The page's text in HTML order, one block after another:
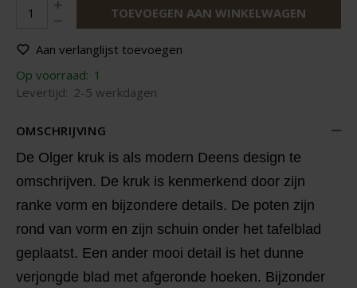
TOEVOEGEN AAN WINKELWAGEN
Aan verlanglijst toevoegen
Op voorraad: 1
Levertijd: 2-5 werkdagen
OMSCHRIJVING
De Olger kruk is als modern Deens design te
omschrijven. De kruk is kenmerkend door zijn
ranke vorm en bijzondere details. De poten zijn
rond van vorm en zijn schuin onder het tafelblad
geplaatst. Een ander mooi detail is het dunne
verjongde blad met afgeronde hoeken. Bijzonder